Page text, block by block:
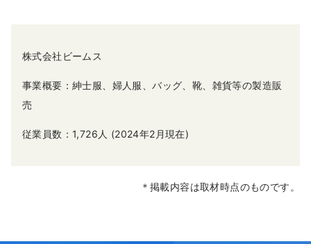
株式会社ビームス
事業概要：紳士服、婦人服、バッグ、靴、雑貨等の製造販
売
従業員数：1,726人 (2024年2月現在)
＊掲載内容は取材時点のものです。